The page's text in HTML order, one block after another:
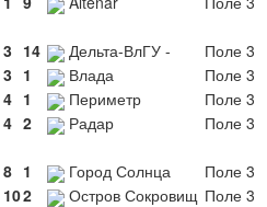
3 14 Дельта-ВлГУ -
Поле 3
3 1 Влада
Поле 3
4 1 Периметр
Поле 3
4 2 Радар
Поле 3
8 1 Город Солнца
Поле 3
102 Остров Сокровищ Поле 3